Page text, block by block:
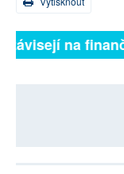
na